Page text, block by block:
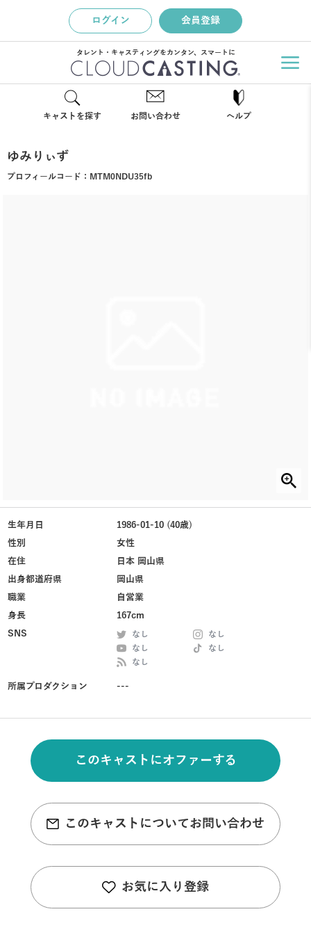
ログイン 会員登録
タレント・キャスティングをカンタン、スマートに
キャストを探す お問い合わせ ヘルプ
ゆみりぃず
プロフィールコード： MTM0NDU35fb
生年月日
1986-01-10 (40歳)
性別
女性
在住
日本 岡山県
出身都道府県
岡山県
職業
自営業
身長
167cm
SNS
なし
なし
なし
なし
なし
所属プロダクション ---
このキャストにオファーする
このキャストについてお問い合わせ
お気に入り登録